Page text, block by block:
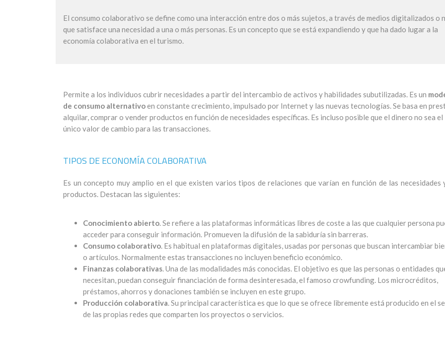
El consumo colaborativo se define como una interacción entre dos o más sujetos, a través de medios digitalizados o
que satisface una necesidad a una o más personas. Es un concepto que se está expandiendo y que ha dado lugar a la
economía colaborativa en el turismo.
Permite a los individuos cubrir necesidades a partir del intercambio de activos y habilidades subutilizadas. Es un
de consumo alternativoen constante crecimiento, impulsado por Internet y las nuevas tecnologías. Se basa en
alquilar, comprar o vender productos en función de necesidades específicas. Es incluso posible que el dinero no sea el
único valor de cambio para las transacciones.
TIPOS DE ECONOMÍA COLABORATIVA
Es un concepto muy amplio en el que existen varios tipos de relaciones que varían en función de las necesidades
productos. Destacan las siguientes:
Conocimiento abierto. Se refiere a las plataformas informáticas libres de coste a las que cualquier persona
acceder para conseguir información. Promueven la difusión de la sabiduría sin barreras.
Consumo colaborativo. Es habitual en plataformas digitales, usadas por personas que buscan intercambiar
o artículos. Normalmente estas transacciones no incluyen beneficio económico.
Finanzas colaborativas. Una de las modalidades más conocidas. El objetivo es que las personas o entidades
necesitan, puedan conseguir financiación de forma desinteresada, el famoso crowfunding. Los microcréditos,
préstamos, ahorros y donaciones también se incluyen en este grupo.
Producción colaborativa. Su principal característica es que lo que se ofrece libremente está producido en el
de las propias redes que comparten los proyectos o servicios.